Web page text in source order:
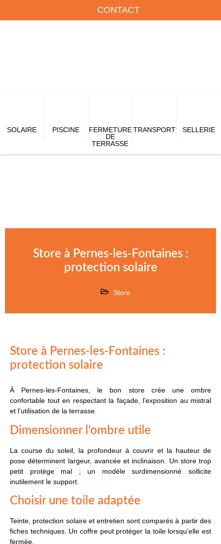
CONTACT
SOLAIRE PISCINE
FERMETURE
DE
TERRASSE
TRANSPORT SELLERIE
Store à Pernes-les-Fontaines :
protection solaire
Store
Store à Pernes-les-Fontaines :
protection solaire
À Pernes-les-Fontaines, le bon store crée une ombre
confortable tout en respectant la façade, l’exposition au mistral
et l’utilisation de la terrasse.
Dimensionner l’ombre utile
La course du soleil, la profondeur à couvrir et la hauteur de
pose déterminent largeur, avancée et inclinaison. Un store trop
petit protège mal ; un modèle surdimensionné sollicite
inutilement le support.
Choisir une toile adaptée
Teinte, protection solaire et entretien sont comparés à partir des
fiches techniques. Un coffre peut protéger la toile lorsqu’elle est
fermée.